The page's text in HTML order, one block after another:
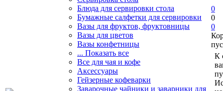
Блюда для сервировки стола
Бумажные салфетки для сервировки
Вазы для фруктов, фруктовницы
Вазы для цветов
Вазы конфетницы
... Показать все
Все для чая и кофе
Аксессуары
Гейзерные кофеварки
Заварочные чайники и заварники для
0
0
0
К